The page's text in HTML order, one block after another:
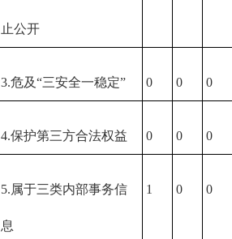
止公开
3.危及“三安全一稳定” 0 0 0
4.保护第三方合法权益 0 0 0
5.属于三类内部事务信
息
1 0 0